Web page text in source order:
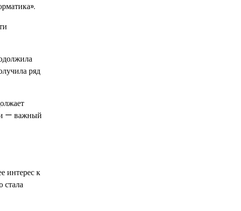
ряд
— важный
интерес к
стала